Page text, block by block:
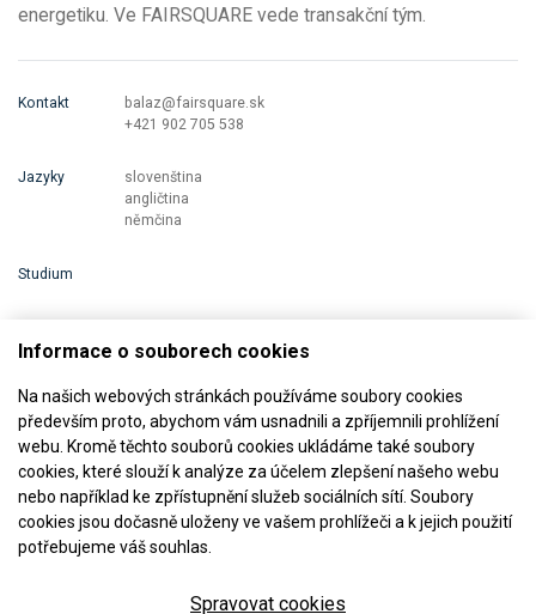
energetiku. Ve FAIRSQUARE vede transakční tým.
Kontakt
balaz@fairsquare.sk
+421 902 705 538
Jazyky
slovenština
angličtina
němčina
Studium
Jsme členem
Informace o souborech cookies
Na našich webových stránkách používáme soubory cookies
především proto, abychom vám usnadnili a zpříjemnili prohlížení
webu. Kromě těchto souborů cookies ukládáme také soubory
cookies, které slouží k analýze za účelem zlepšení našeho webu
nebo například ke zpřístupnění služeb sociálních sítí. Soubory
cookies jsou dočasně uloženy ve vašem prohlížeči a k jejich použití
potřebujeme váš souhlas.
Spravovat cookies